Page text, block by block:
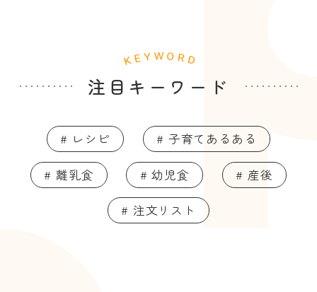
注目キーワード
# レシピ # 子育てあるある
# 離乳食 # 幼児食 # 産後
# 注文リスト